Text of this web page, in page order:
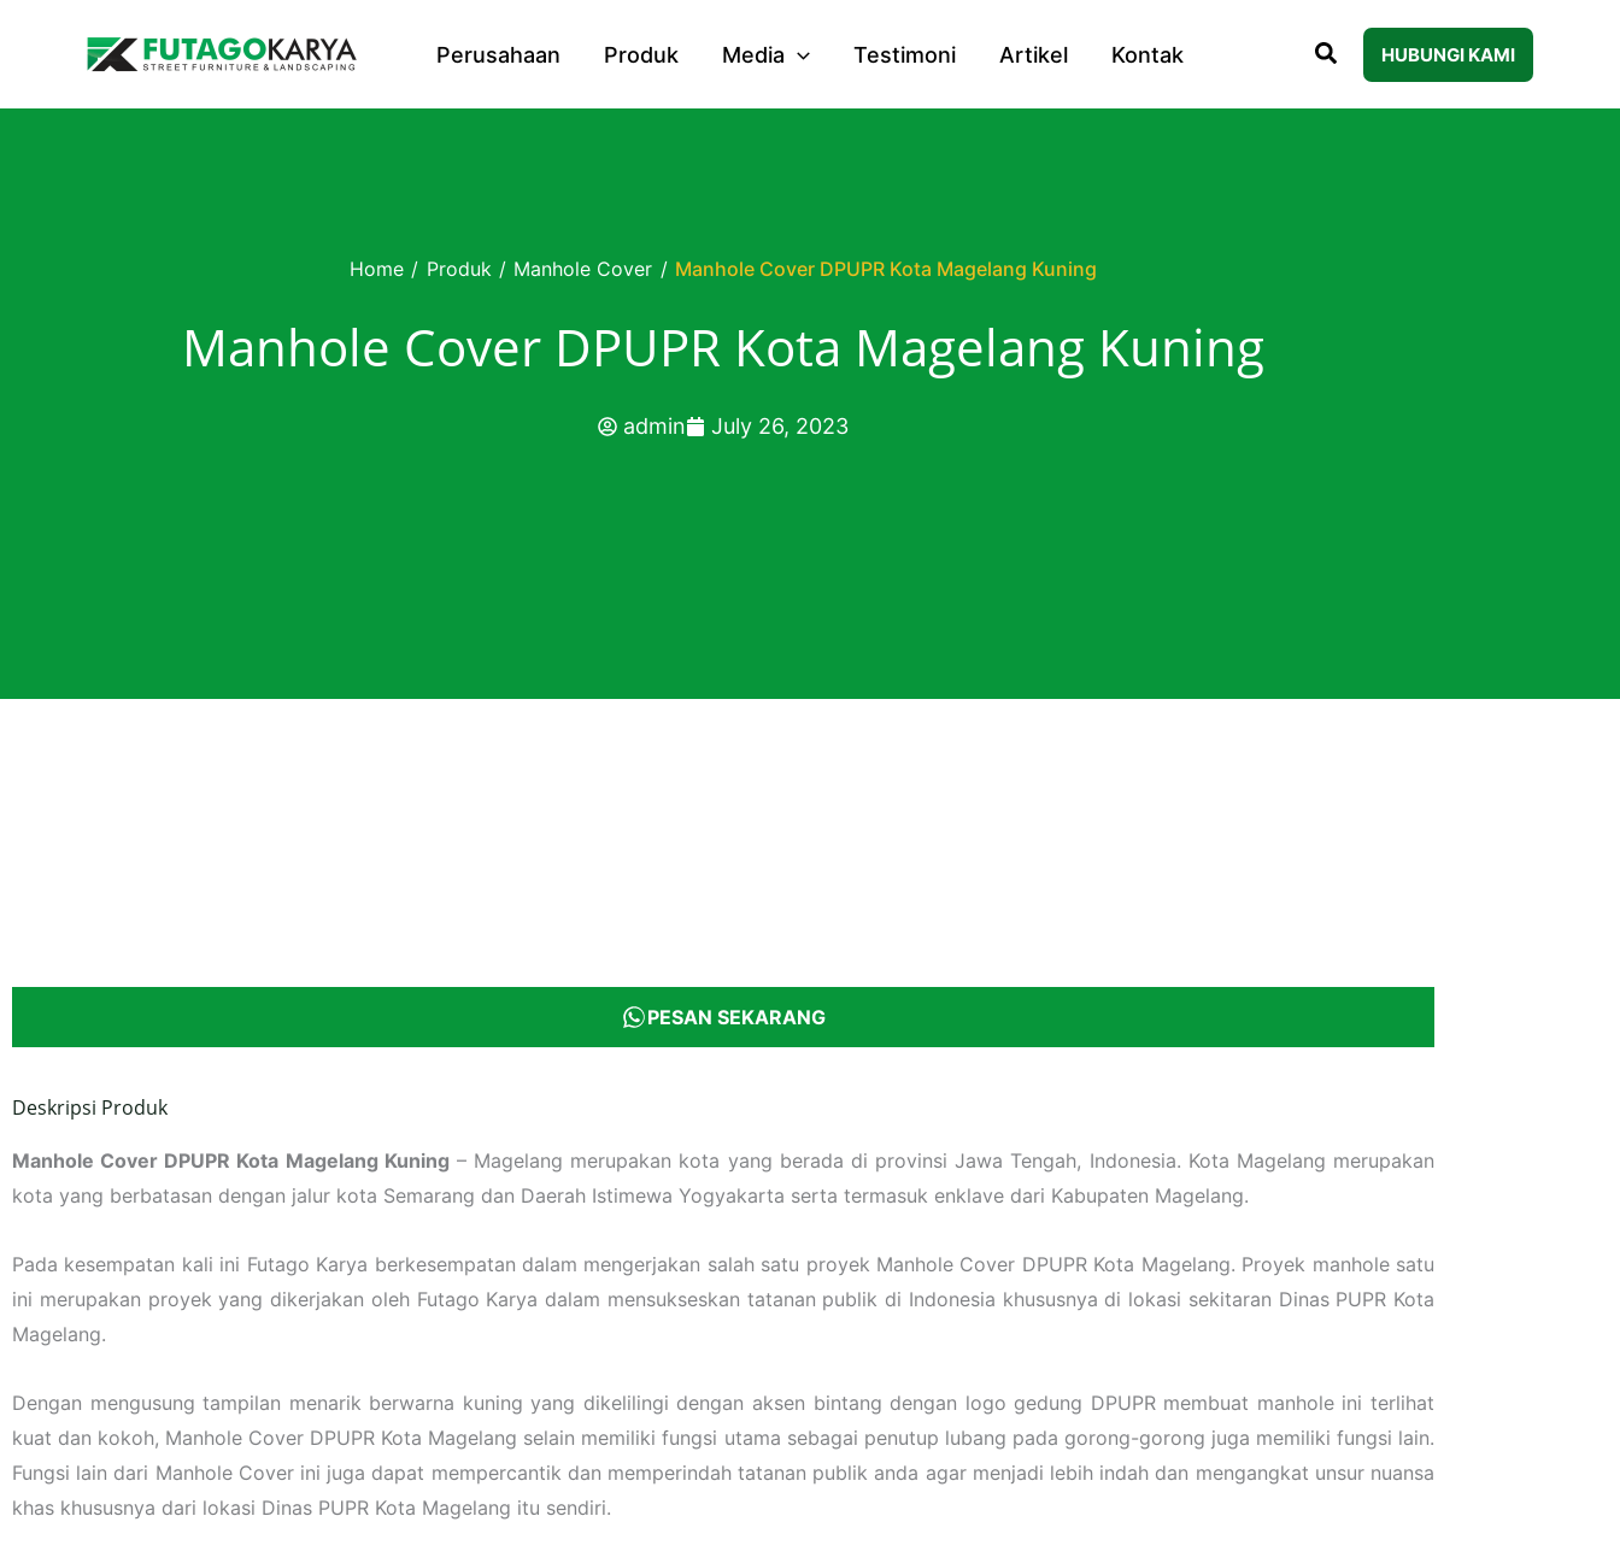
Perusahaan Produk Media Testimoni Artikel Kontak HUBUNGI KAMI
Home / Produk / Manhole Cover / Manhole Cover DPUPR Kota Magelang Kuning
Manhole Cover DPUPR Kota Magelang Kuning
admin July 26, 2023
PESAN SEKARANG
Deskripsi Produk
Manhole Cover DPUPR Kota Magelang Kuning – Magelang merupakan kota yang berada di provinsi Jawa Tengah, Indonesia. Kota Magelang merupakan
kota yang berbatasan dengan jalur kota Semarang dan Daerah Istimewa Yogyakarta serta termasuk enklave dari Kabupaten Magelang.
Pada kesempatan kali ini Futago Karya berkesempatan dalam mengerjakan salah satu proyek Manhole Cover DPUPR Kota Magelang. Proyek manhole satu
ini merupakan proyek yang dikerjakan oleh Futago Karya dalam mensukseskan tatanan publik di Indonesia khususnya di lokasi sekitaran Dinas PUPR Kota
Magelang.
Dengan mengusung tampilan menarik berwarna kuning yang dikelilingi dengan aksen bintang dengan logo gedung DPUPR membuat manhole ini terlihat
kuat dan kokoh, Manhole Cover DPUPR Kota Magelang selain memiliki fungsi utama sebagai penutup lubang pada gorong-gorong juga memiliki fungsi lain.
Fungsi lain dari Manhole Cover ini juga dapat mempercantik dan memperindah tatanan publik anda agar menjadi lebih indah dan mengangkat unsur nuansa
khas khususnya dari lokasi Dinas PUPR Kota Magelang itu sendiri.